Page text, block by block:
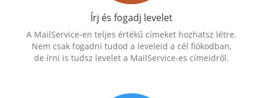
Írj és fogadj levelet
A MailService-en teljes értékű címeket hozhatsz létre.
Nem csak fogadni tudod a leveleid a cél fiókodban,
de írni is tudsz levelet a MailService-es címeidről.